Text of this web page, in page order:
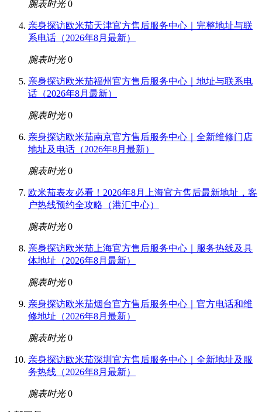
腕表时光 0
亲身探访欧米茄天津官方售后服务中心｜完整地址与联
系电话（2026年8月最新）
腕表时光 0
亲身探访欧米茄福州官方售后服务中心｜地址与联系电
话（2026年8月最新）
腕表时光 0
亲身探访欧米茄南京官方售后服务中心｜全新维修门店
地址及电话（2026年8月最新）
腕表时光 0
欧米茄表友必看！2026年8月上海官方售后最新地址，客
户热线预约全攻略（港汇中心）
腕表时光 0
亲身探访欧米茄上海官方售后服务中心｜服务热线及具
体地址（2026年8月最新）
腕表时光 0
亲身探访欧米茄烟台官方售后服务中心｜官方电话和维
修地址（2026年8月最新）
腕表时光 0
亲身探访欧米茄深圳官方售后服务中心｜全新地址及服
务热线（2026年8月最新）
腕表时光 0